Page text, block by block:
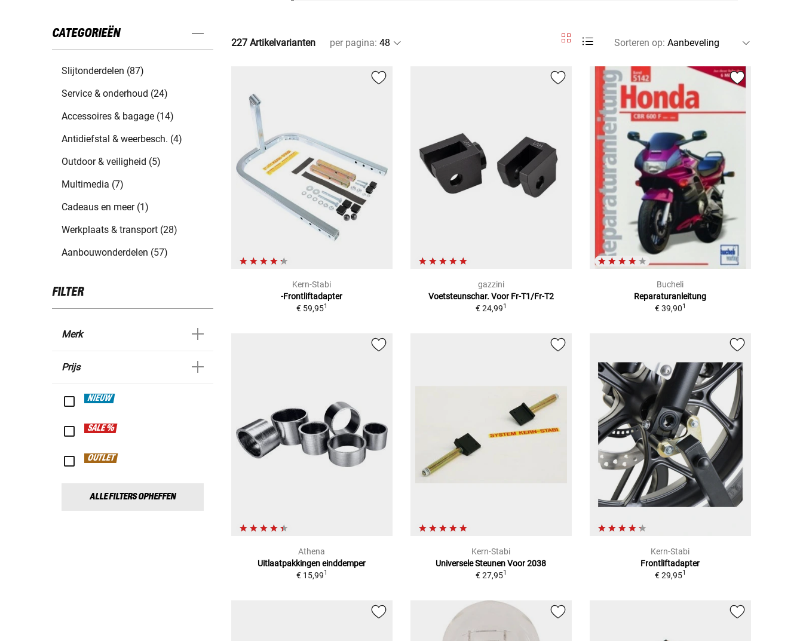
CATEGORIEËN
Slijtonderdelen (87)
Service & onderhoud (24)
Accessoires & bagage (14)
Antidiefstal & weerbesch. (4)
Outdoor & veiligheid (5)
Multimedia (7)
Cadeaus en meer (1)
Werkplaats & transport (28)
Aanbouwonderdelen (57)
FILTER
Merk
Prijs
NIEUW
SALE %
OUTLET
ALLE FILTERS OPHEFFEN
227 Artikelvarianten per pagina: Sorteren op:
Kern-Stabi
-Frontliftadapter
€ 59,951
gazzini
Voetsteunschar. Voor Fr-T1/Fr-T2
€ 24,991
Bucheli
Reparaturanleitung
€ 39,901
Athena
Uitlaatpakkingen einddemper
€ 15,991
Kern-Stabi
Universele Steunen Voor 2038
€ 27,951
Kern-Stabi
Frontliftadapter
€ 29,951